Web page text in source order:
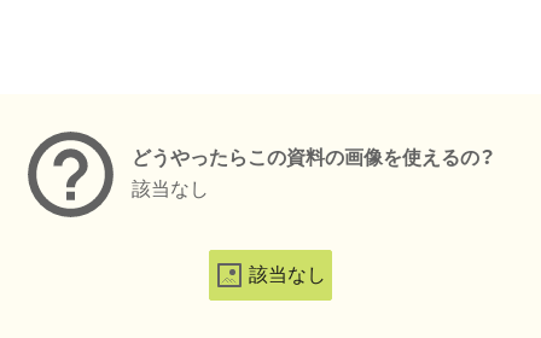
どうやったらこの資料の画像を使えるの？
該当なし
該当なし